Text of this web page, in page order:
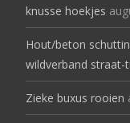
knusse hoekjes
Hout/beton
wildverband straat-
Zieke buxus rooien